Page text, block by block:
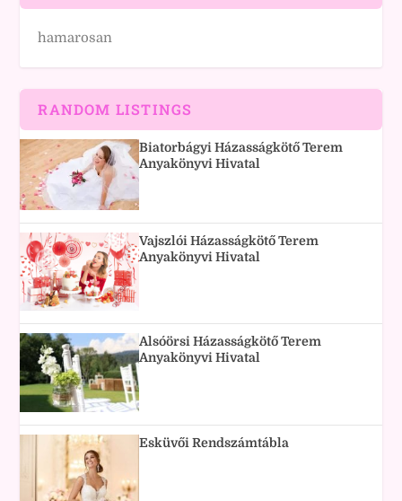
hamarosan
RANDOM LISTINGS
Biatorbágyi Házasságkötő Terem
Anyakönyvi Hivatal
Vajszlói Házasságkötő Terem
Anyakönyvi Hivatal
Alsóörsi Házasságkötő Terem
Anyakönyvi Hivatal
Esküvői Rendszámtábla